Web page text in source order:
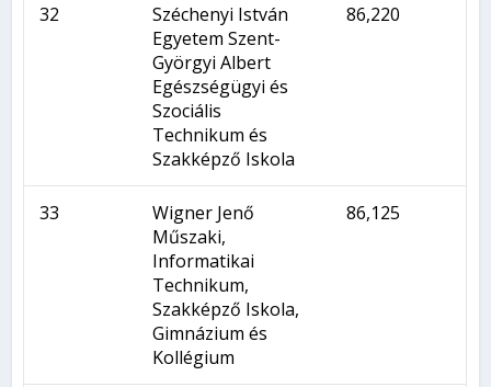
32
Széchenyi István
Egyetem Szent-
Györgyi Albert
Egészségügyi és
Szociális
Technikum és
Szakképző Iskola
86,220
33
Wigner Jenő
Műszaki,
Informatikai
Technikum,
Szakképző Iskola,
Gimnázium és
Kollégium
86,125